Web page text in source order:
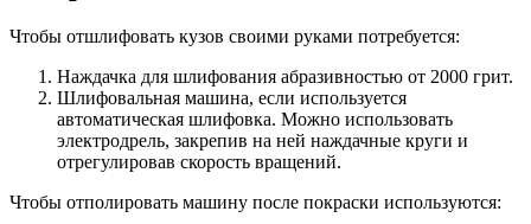
Чтобы отшлифовать кузов своими руками потребуется:
Наждачка для шлифования абразивностью от 2000 грит.
Шлифовальная машина, если используется
автоматическая шлифовка. Можно использовать
электродрель, закрепив на ней наждачные круги и
отрегулировав скорость вращений.
Чтобы отполировать машину после покраски используются: